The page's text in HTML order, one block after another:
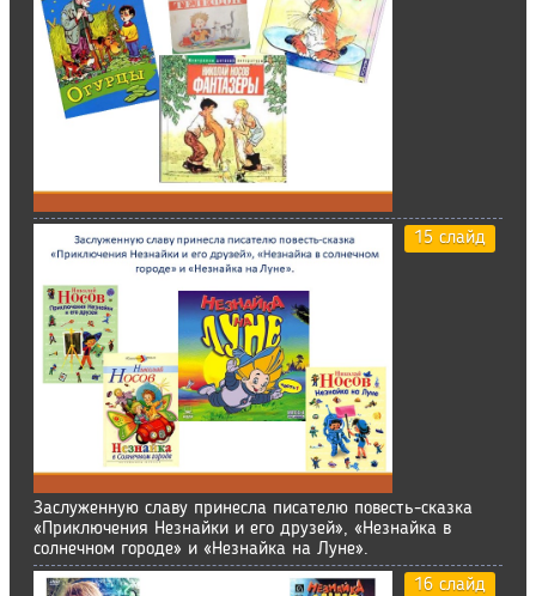
15 слайд
Заслуженную славу принесла писателю повесть-сказка
«Приключения Незнайки и его друзей», «Незнайка в
солнечном городе» и «Незнайка на Луне».
16 слайд